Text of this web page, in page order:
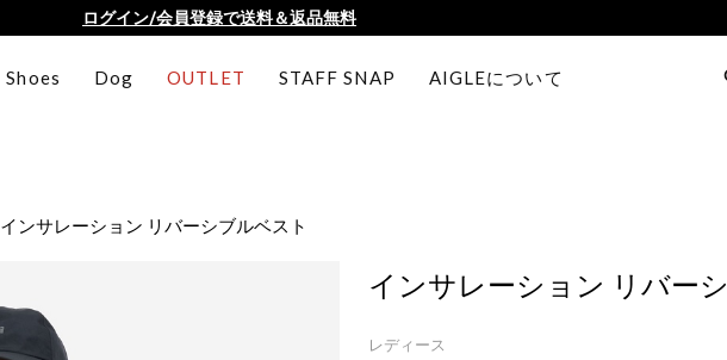
AIGLE CLUB ポイントサービス終了のお知らせ
ログイン/会員登録で送料＆返品無料
Shoes Dog OUTLET STAFF SNAP AIGLEについて
インサレーション リバーシブルベスト
インサレーション リバー
レディース